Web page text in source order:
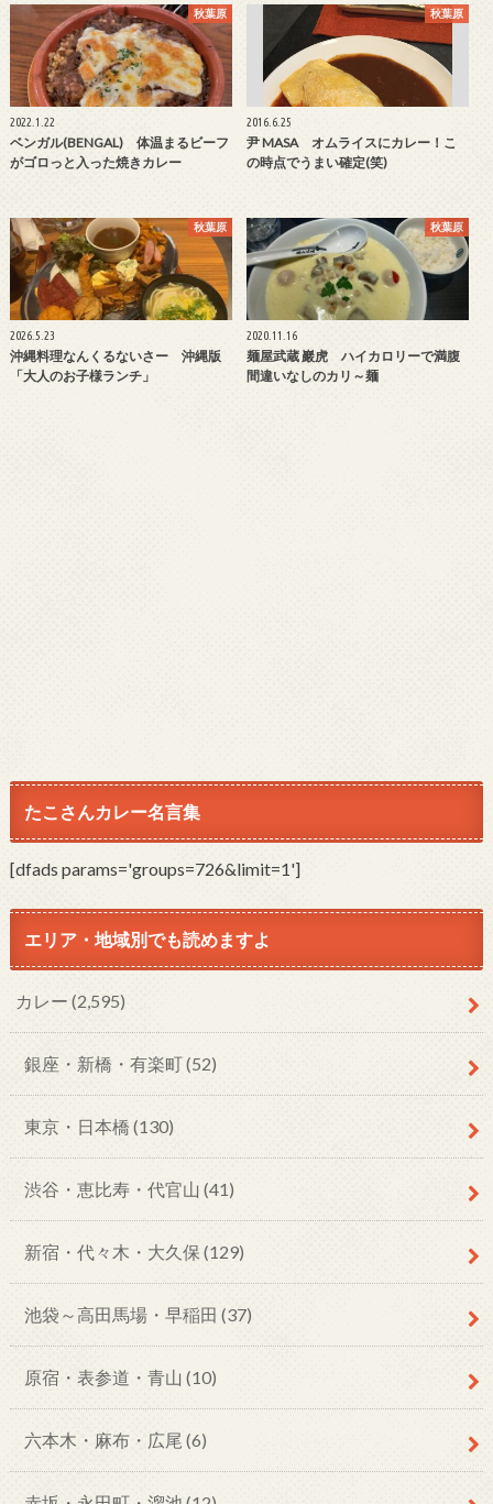
秋葉原
2022.1.22
ベンガル(BENGAL) 体温まるビーフ
がゴロっと入った焼きカレー
秋葉原
2016.6.25
尹 MASA オムライスにカレー！こ
の時点でうまい確定(笑)
秋葉原
2026.5.23
沖縄料理なんくるないさー 沖縄版
「大人のお子様ランチ」
秋葉原
2020.11.16
麺屋武蔵 巖虎 ハイカロリーで満腹
間違いなしのカリ～麺
たこさんカレー名言集
[dfads params='groups=726&limit=1']
エリア・地域別でも読めますよ
カレー (2,595)
銀座・新橋・有楽町(52)
東京・日本橋 (130)
渋谷・恵比寿・代官山 (41)
新宿・代々木・大久保 (129)
池袋～高田馬場・早稲田 (37)
原宿・表参道・青山 (10)
六本木・麻布・広尾 (6)